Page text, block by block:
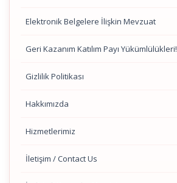
Elektronik Belgelere İlişkin Mevzuat
Geri Kazanım Katılım Payı Yükümlülükleri!
Gizlilik Politikası
Hakkımızda
Hizmetlerimiz
İletişim / Contact Us